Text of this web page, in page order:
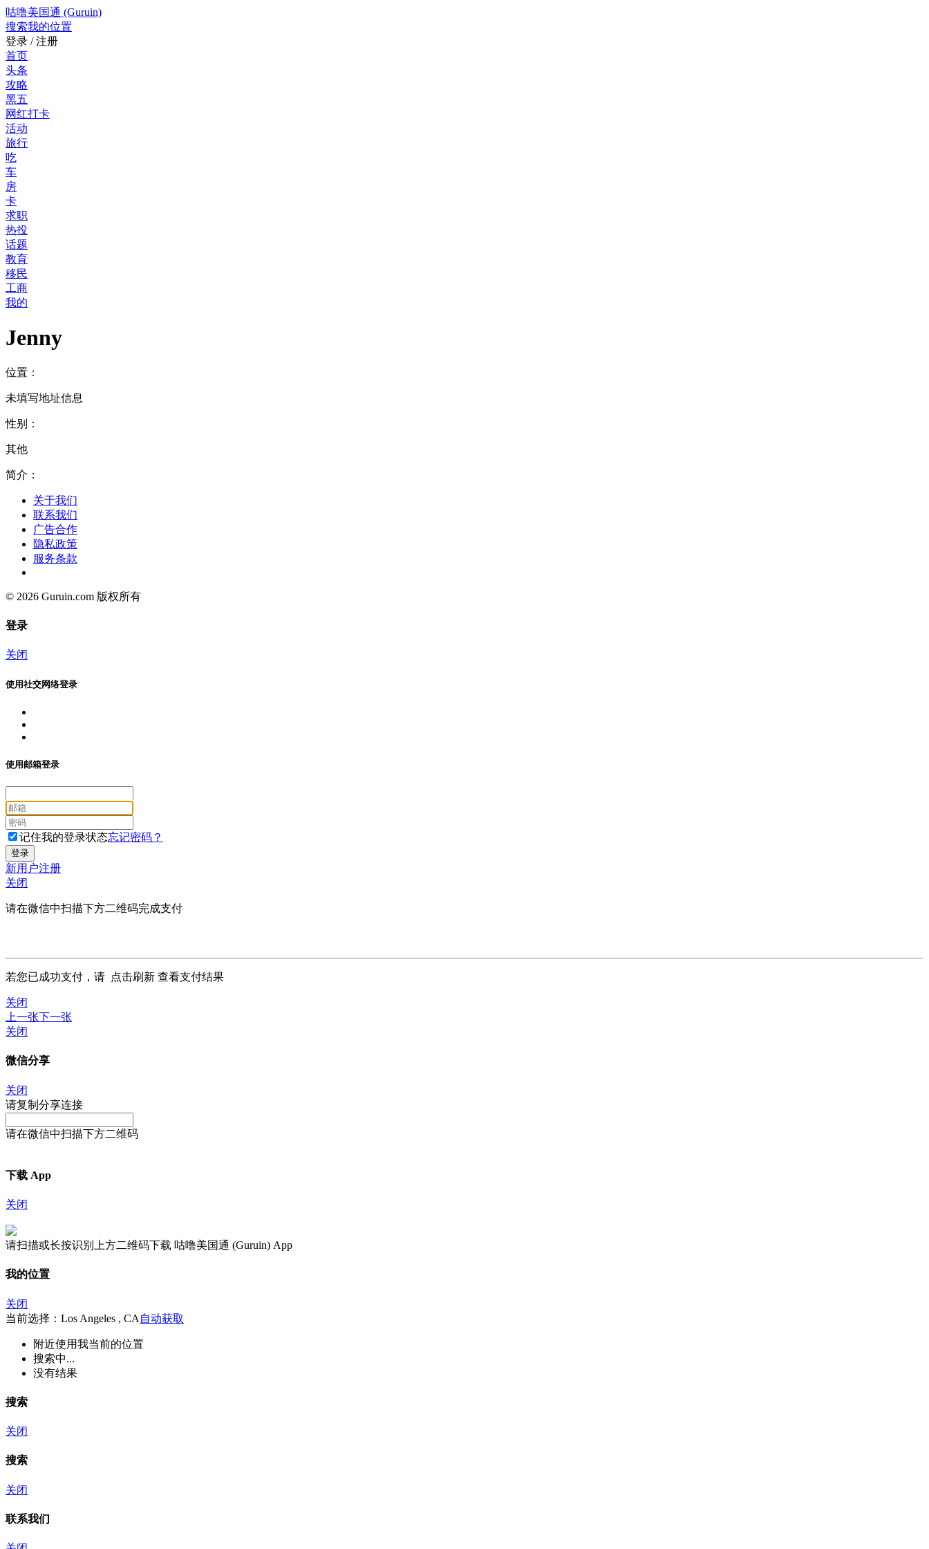
咕噜美国通 (Guruin)
搜索我的位置
登录 / 注册
首页
头条
攻略
黑五
网红打卡
活动
旅行
吃
车
房
卡
求职
热投
话题
教育
移民
工商
我的
Jenny
位置：
未填写地址信息
性别：
其他
简介：
关于我们
联系我们
广告合作
隐私政策
服务条款
© 2026 Guruin.com 版权所有
登录
关闭
使用社交网络登录
使用邮箱登录
记住我的登录状态忘记密码？
新用户注册
关闭
请在微信中扫描下方二维码完成支付
若您已成功支付，请 点击刷新 查看支付结果
关闭
上一张下一张
关闭
微信分享
关闭
请复制分享连接
请在微信中扫描下方二维码
下载 App
关闭
请扫描或长按识别上方二维码下载 咕噜美国通 (Guruin) App
我的位置
关闭
当前选择：Los Angeles , CA 自动获取
附近使用我当前的位置
搜索中...
没有结果
搜索
关闭
搜索
关闭
联系我们